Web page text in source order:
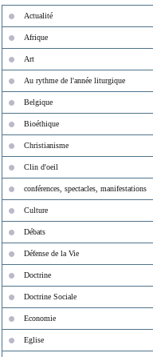
Actualité
Afrique
Art
Au rythme de l'année liturgique
Belgique
Bioéthique
Christianisme
Clin d'oeil
conférences, spectacles, manifestations
Culture
Débats
Défense de la Vie
Doctrine
Doctrine Sociale
Economie
Eglise